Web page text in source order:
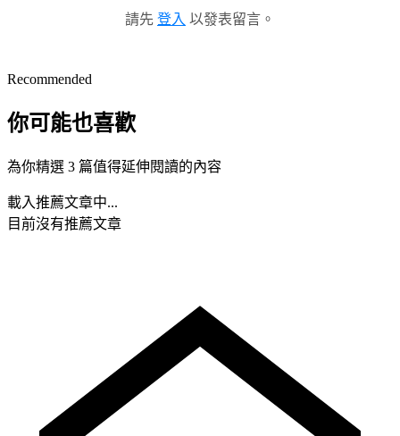
請先 登入 以發表留言。
Recommended
你可能也喜歡
為你精選 3 篇值得延伸閱讀的內容
載入推薦文章中...
目前沒有推薦文章